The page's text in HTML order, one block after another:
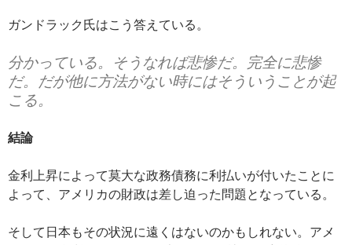
ガンドラック氏はこう答えている。
分かっている。そうなれば悲惨だ。完全に悲惨
だ。だが他に方法がない時にはそういうことが起
こる。
結論
金利上昇によって莫大な政務債務に利払いが付いたことに
よって、アメリカの財政は差し迫った問題となっている。
そして日本もその状況に遠くはないのかもしれない。アメ